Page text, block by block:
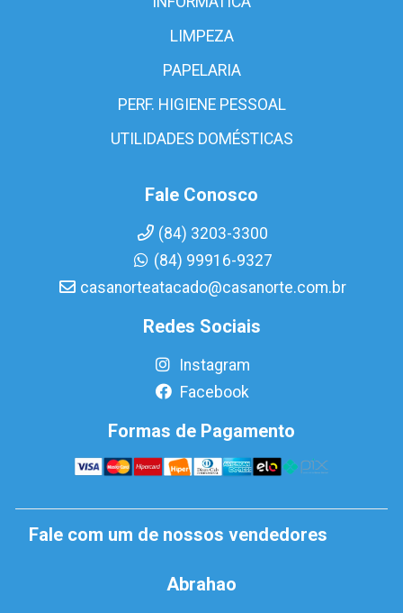
LIMPEZA
PAPELARIA
PERF. HIGIENE PESSOAL
UTILIDADES DOMÉSTICAS
Fale Conosco
(84) 3203-3300
(84) 99916-9327
casanorteatacado@casanorte.com.br
Redes Sociais
Instagram
Facebook
Formas de Pagamento
Fale com um de nossos vendedores
Abrahao